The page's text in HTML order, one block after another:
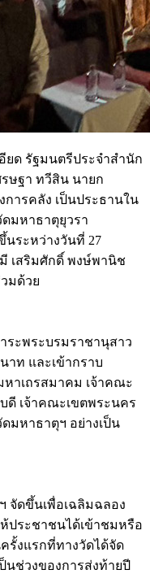
ยด รัฐมนตรีประจำสำนัก
ษฐา ทวีสิน นายก
ารคลัง เป็นประธานใน
มหาธาตุยุวรา
นระหว่างวันที่ 27
เสริมศักดิ์ พงษ์พานิช
มด้วย
ระพระบรมราชานุสาว
าท และเข้ากราบ
าเถรสมาคม เจ้าคณะ
ดี เจ้าคณะเขตพระนคร
มหาธาตุฯ อย่างเป็น
จัดขึ้นเพื่อเฉลิมฉลอง
ประชาชนได้เข้าชมหรือ
รั้งแรกที่ทางวัดได้จัด
นช่วงของการส่งท้ายปี